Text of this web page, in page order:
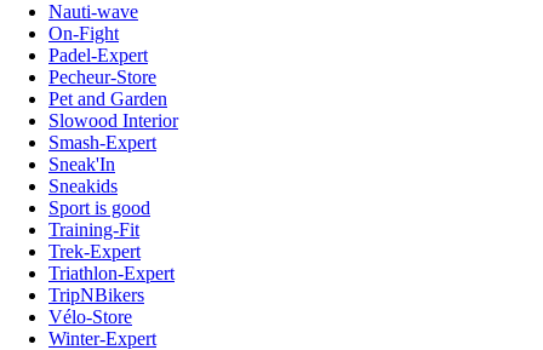
Nauti-wave
On-Fight
Padel-Expert
Pecheur-Store
Pet and Garden
Slowood Interior
Smash-Expert
Sneak'In
Sneakids
Sport is good
Training-Fit
Trek-Expert
Triathlon-Expert
TripNBikers
Vélo-Store
Winter-Expert